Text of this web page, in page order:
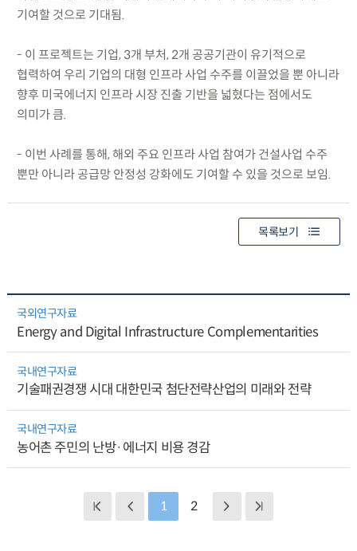
기여할 것으로 기대됨.
- 이 프로젝트는 기업, 3개 부처, 2개 공공기관이 유기적으로
협력하여 우리 기업의 대형 인프라 사업 수주를 이끌었을 뿐 아니라
향후 미국에너지 인프라 시장 진출 기반을 넓혔다는 점에서도
의미가 큼.
- 이번 사례를 통해, 해외 주요 인프라 사업 참여가 건설사업 수주
뿐만 아니라 공급망 안정성 강화에도 기여할 수 있을 것으로 보임.
목록보기
국외연구자료
Energy and Digital Infrastructure Complementarities
국내연구자료
기술패권경쟁 시대 대한민국 첨단전략산업의 미래와 전략
국내연구자료
농어촌 주민의 난방·에너지 비용 경감
1 2